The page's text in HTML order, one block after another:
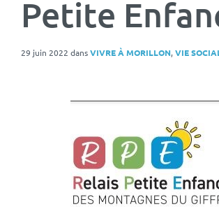
Petite
29 juin 2022 dansVIVRE À MORILLON, VIE